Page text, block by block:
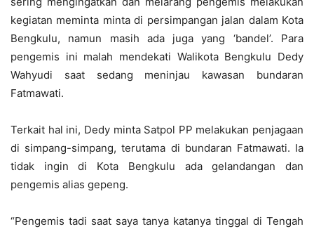
kegiatan meminta minta di persimpangan jalan dalam Kota
Bengkulu, namun masih ada juga yang ‘bandel’. Para
pengemis ini malah mendekati Walikota Bengkulu Dedy
Wahyudi saat sedang meninjau kawasan bundaran
Fatmawati.
Terkait hal ini, Dedy minta Satpol PP melakukan penjagaan
di simpang-simpang, terutama di bundaran Fatmawati. Ia
tidak ingin di Kota Bengkulu ada gelandangan dan
pengemis alias gepeng.
“Pengemis tadi saat saya tanya katanya tinggal di Tengah